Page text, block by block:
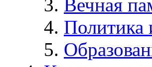
Вечная
Политика